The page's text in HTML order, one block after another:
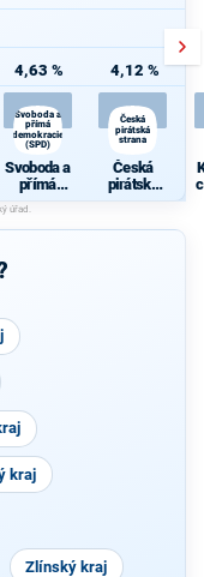
4,63 %
Svoboda a
přímá
demokracie
(SPD)
Svoboda a
přímá
demokraci
e (SPD)
4,12 %
Česká
pirátská
strana
Česká
pirátská
strana
kraj
Zlínský kraj